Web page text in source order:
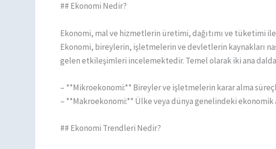
## Ekonomi Nedir?
Ekonomi, mal ve hizmetlerin üretimi, dağıtımı ve tüketimi
Ekonomi, bireylerin, işletmelerin ve devletlerin kaynakları
gelen etkileşimleri incelemektedir. Temel olarak iki ana
– **Mikroekonomi:** Bireyler ve işletmelerin karar alma
– **Makroekonomi:** Ülke veya dünya genelindeki
## Ekonomi Trendleri Nedir?